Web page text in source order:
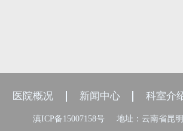
医院概况 新闻中心 科室介
滇ICP备15007158号 地址：云南省昆